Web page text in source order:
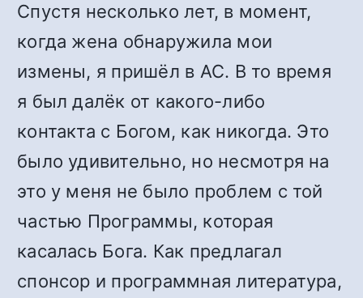
Спустя несколько лет, в момент,
когда жена обнаружила мои
измены, я пришёл в АС. В то время
я был далёк от какого-либо
контакта с Богом, как никогда. Это
было удивительно, но несмотря на
это у меня не было проблем с той
частью Программы, которая
касалась Бога. Как предлагал
спонсор и программная литература,